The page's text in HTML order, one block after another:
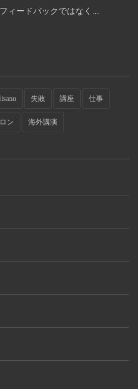
ィードバックではなく...
失敗 講座 仕事
ン 海外講演